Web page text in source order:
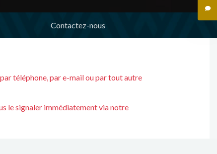
Contactez-nous
téléphone, par e-mail ou par tout autre
le signaler immédiatement via notre